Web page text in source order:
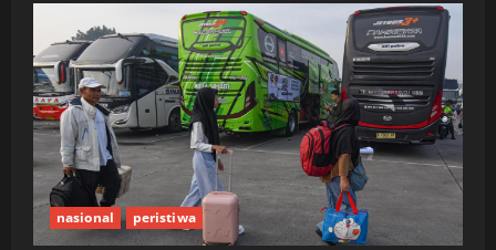
Tegaskan
Produk
AS
Tetap
Wajib
Punya
Nomor
Izin
Edar
nasional peristiwa